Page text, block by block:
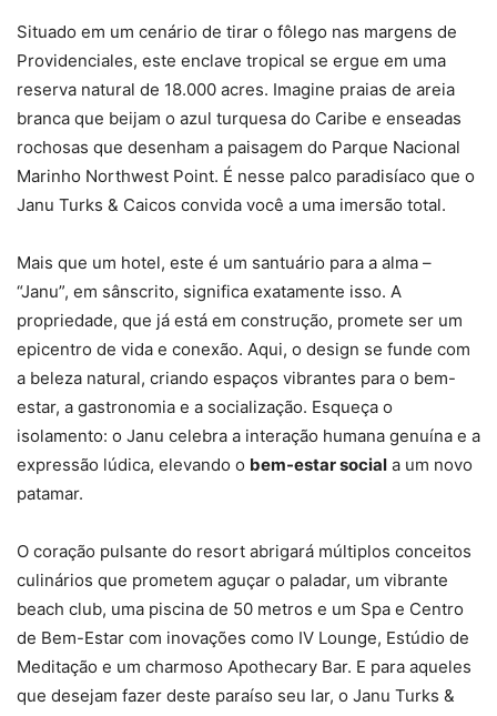
Situado em um cenário de tirar o fôlego nas margens de
Providenciales, este enclave tropical se ergue em uma
reserva natural de 18.000 acres. Imagine praias de areia
branca que beijam o azul turquesa do Caribe e enseadas
rochosas que desenham a paisagem do Parque Nacional
Marinho Northwest Point. É nesse palco paradisíaco que o
Janu Turks & Caicos convida você a uma imersão total.
Mais que um hotel, este é um santuário para a alma –
“Janu”, em sânscrito, significa exatamente isso. A
propriedade, que já está em construção, promete ser um
epicentro de vida e conexão. Aqui, o design se funde com
a beleza natural, criando espaços vibrantes para o bem-
estar, a gastronomia e a socialização. Esqueça o
isolamento: o Janu celebra a interação humana genuína e a
expressão lúdica, elevando o bem-estar social a um novo
patamar.
O coração pulsante do resort abrigará múltiplos conceitos
culinários que prometem aguçar o paladar, um vibrante
beach club, uma piscina de 50 metros e um Spa e Centro
de Bem-Estar com inovações como IV Lounge, Estúdio de
Meditação e um charmoso Apothecary Bar. E para aqueles
que desejam fazer deste paraíso seu lar, o Janu Turks &